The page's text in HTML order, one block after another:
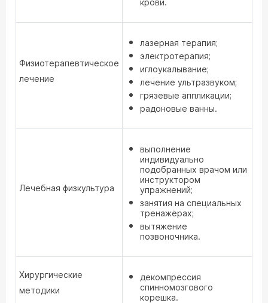
крови.
Физиотерапевтическое
лечение
лазерная терапия;
электротерапия;
иглоукалывание;
лечение ультразвуком;
грязевые аппликации;
радоновые ванны.
Лечебная физкультура
выполнение
индивидуально
подобранных врачом или
инструктором
упражнений;
занятия на специальных
тренажёрах;
вытяжение
позвоночника.
Хирургические
методики
декомпрессия
спинномозгового
корешка.